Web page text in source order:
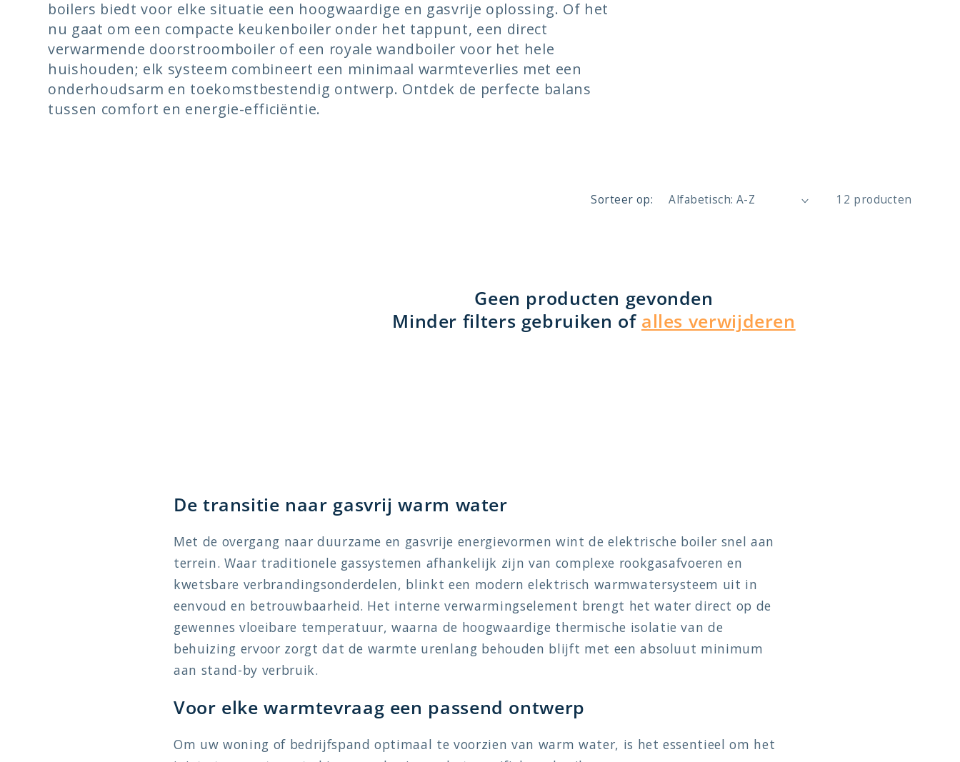
e
c
t
boilers biedt voor elke situatie een hoogwaardige en gasvrije oplossing. Of het
nu gaat om een compacte keukenboiler onder het tappunt, een direct
verwarmende doorstroomboiler of een royale wandboiler voor het hele
huishouden; elk systeem combineert een minimaal warmteverlies met een
onderhoudsarm en toekomstbestendig ontwerp. Ontdek de perfecte balans
tussen comfort en energie-efficiëntie.
e
t
Sorteer op: 12 producten
Geen producten gevonden
Minder filters gebruiken of alles verwijderen
De transitie naar gasvrij warm water
Met de overgang naar duurzame en gasvrije energievormen wint de elektrische boiler snel aan
terrein. Waar traditionele gassystemen afhankelijk zijn van complexe rookgasafvoeren en
kwetsbare verbrandingsonderdelen, blinkt een modern elektrisch warmwatersysteem uit in
eenvoud en betrouwbaarheid. Het interne verwarmingselement brengt het water direct op de
gewennes vloeibare temperatuur, waarna de hoogwaardige thermische isolatie van de
behuizing ervoor zorgt dat de warmte urenlang behouden blijft met een absoluut minimum
aan stand-by verbruik.
Voor elke warmtevraag een passend ontwerp
Om uw woning of bedrijfspand optimaal te voorzien van warm water, is het essentieel om het